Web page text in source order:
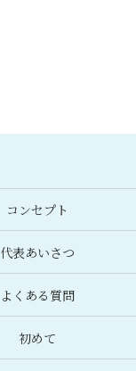
コンセプト
代表あいさつ
よくある質問
初めて